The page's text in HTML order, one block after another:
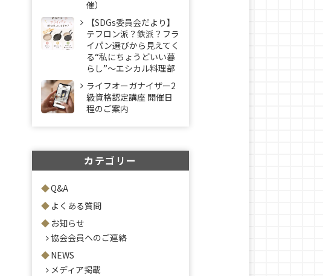
催）
【SDGs委員会だより】
テフロン派？鉄派？フラ
イパン選びから見えてく
る“私にちょうどいい暮
らし”～エシカル料理部
ライフオーガナイザー2
級資格認定講座 開催日
程のご案内
カテゴリー
Q&A
よくある質問
お知らせ
協会会員へのご連絡
NEWS
メディア掲載